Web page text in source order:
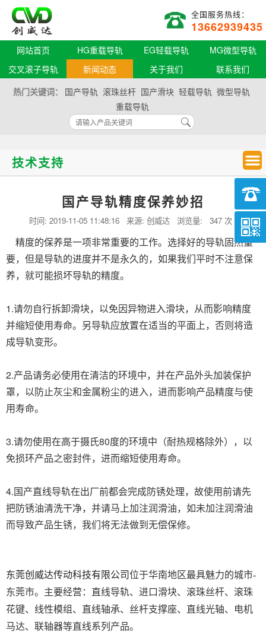
全国服务热线：
13662939435
网站首页 HG重载导轨 EG轻载导轨
MG微型导轨
交叉滚子导轨
新闻动态 关于我们
联系我们
热门关键词：
国产导轨 滚珠丝杆 国产滑块 轻载导轨 微型导轨
重载导轨
技术支持
国产导轨精度保养妙招
时间: 2019-11-05 11:48:16 来源: 创威达 浏览量: 347 次
精度的保养是一项非常重要的工作。选择好的导轨固然重
要，但是导轨的进度并不是永久的，如果我们平时不注意保
养，就可能损坏导轨的精度。
1.请勿自行拆卸滑块，以免因异物进入滑块，从而影响精度
并缩短使用寿命。另导轨应放置在适当的平面上，否则将造
成导轨变形。
2.产品请务必使用在清洁的环境中，并在产品外头加装保护
罩，以防止灰尘和金属粉尘的进入，进而影响产品精度与使
用寿命。
3.请勿使用在高于摄氏80度的环境中（耐热规格除外），以
免损环产品之密封件，进而缩短使用寿命。
4.国产直线导轨在出厂前都会完成防锈处理，故使用前请先
把防锈油清洗干净，并请马上加注润滑油，如未加注润滑油
而导致产品生锈，我们将无法做到无偿保修。
东莞创威达传动科技有限公司位于华南地区最具魅力的城市-
东莞市。主要经营：直线导轨、进口滑块、滚珠丝杆、滚珠
花键、线性模组、直线轴承、丝杆支撑座、直线光轴、电机
马达、联轴器等直线系列产品。